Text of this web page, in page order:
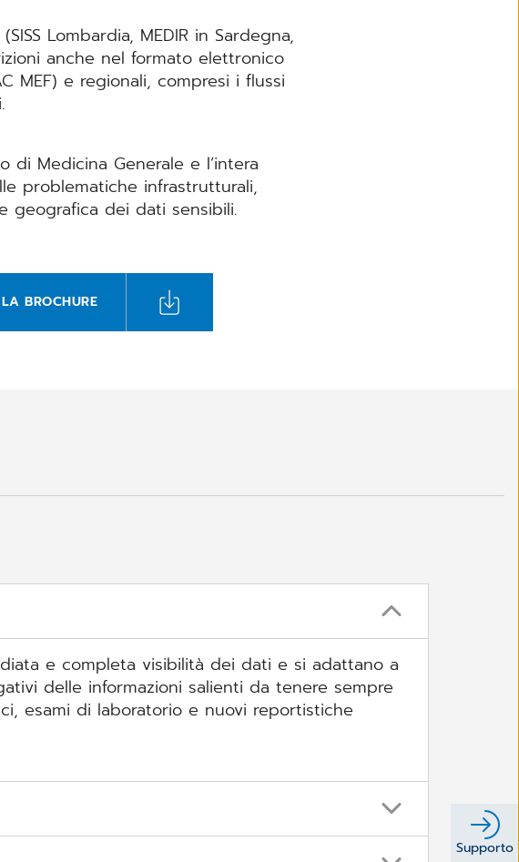
Supporto
Lombardia, MEDIR in Sardegna,
anche nel formato elettronico
MEF) e regionali, compresi i flussi
di Medicina Generale e l’intera
problematiche infrastrutturali,
geografica dei dati sensibili.
BROCHURE
e completa visibilità dei dati e si adattano a
delle informazioni salienti da tenere sempre
esami di laboratorio e nuovi reportistiche